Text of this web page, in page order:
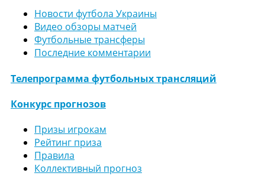
Новости футбола Украины
Видео обзоры матчей
Футбольные трансферы
Последние комментарии
Телепрограмма футбольных трансляций
Конкурс прогнозов
Призы игрокам
Рейтинг приза
Правила
Коллективный прогноз